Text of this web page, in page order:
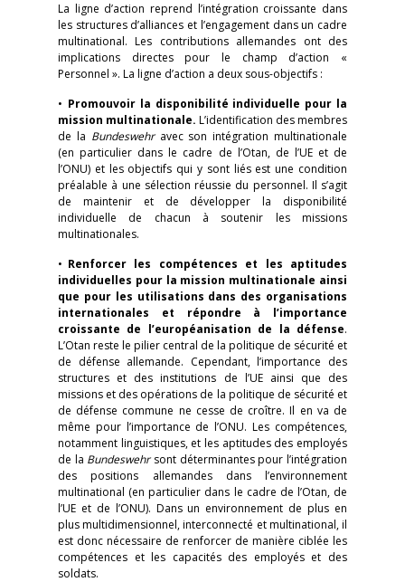
La ligne d’action reprend l’intégration croissante dans
les structures d’alliances et l’engagement dans un cadre
multinational. Les contributions allemandes ont des
implications directes pour le champ d’action «
Personnel ». La ligne d’action a deux sous-objectifs :
• Promouvoir la disponibilité individuelle pour la
mission multinationale. L’identification des membres
de la Bundeswehravec son intégration multinationale
(en particulier dans le cadre de l’Otan, de l’UE et de
l’ONU) et les objectifs qui y sont liés est une condition
préalable à une sélection réussie du personnel. Il s’agit
de maintenir et de développer la disponibilité
individuelle de chacun à soutenir les missions
multinationales.
• Renforcer les compétences et les aptitudes
individuelles pour la mission multinationale ainsi
que pour les utilisations dans des organisations
internationales et répondre à l’importance
croissante de l’européanisation de la défense.
L’Otan reste le pilier central de la politique de sécurité et
de défense allemande. Cependant, l’importance des
structures et des institutions de l’UE ainsi que des
missions et des opérations de la politique de sécurité et
de défense commune ne cesse de croître. Il en va de
même pour l’importance de l’ONU. Les compétences,
notamment linguistiques, et les aptitudes des employés
de la Bundeswehrsont déterminantes pour l’intégration
des positions allemandes dans l’environnement
multinational (en particulier dans le cadre de l’Otan, de
l’UE et de l’ONU). Dans un environnement de plus en
plus multidimensionnel, interconnecté et multinational, il
est donc nécessaire de renforcer de manière ciblée les
compétences et les capacités des employés et des
soldats.